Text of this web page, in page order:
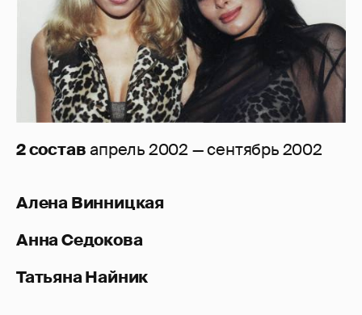
2 составапрель 2002 — сентябрь 2002
Алена Винницкая
Анна Седокова
Татьяна Найник